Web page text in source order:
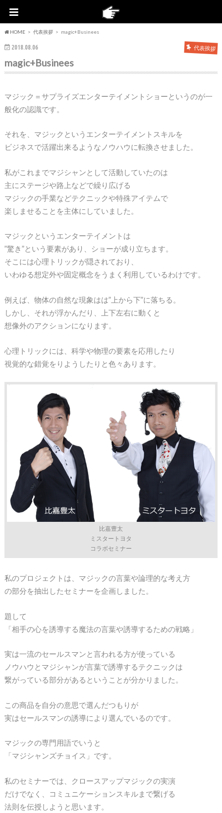
HOME 代表挨拶 magic+Businees
2018.08.06 代表挨拶
magic+Businees
マジック＝サプライズエンターテイメントショーというのが一
般化の認識です。
それを、マジックというエンターテイメントスキルを
ビジネスで活躍出来るようなノウハウに転換させました。
私がこれまでマジシャンとして活動していたのは
主にステージや路上などで繰り広げる
マジックの手業などテクニックや特殊アイテムで
楽しませることを主体にしていました。
マジックというエンターテイメントは
”驚き”という要素があり、ショーが成り立ちます。
そこには心理トリックが隠されており、
いわゆる想定外や固定概念をうまく利用しているわけです。
例えば、物体の自然な現象はは”上から下”に落ちる。
しかし、それが浮かんだり、上下左右に動くと
想像外のアクションになります。
心理トリックには、科学や物理の要素を応用したり
視覚的な錯覚をりようしたりと色々あります。
比嘉豊太
ミスタートヨタ
コラボセミナー
私のプロジェクトは、マジックの言葉や論理的な考え方
の部分を抽出したセミナーを企画しました。
題して
「相手の心を誘導する魔法の言葉や誘導するための戦略」
実は一流のセールスマンと言われる方が使っている
ノウハウとマジシャンが言葉で誘導するテクニックは
繋がっている部分があるということが分かりました。
この商品を自分の意思で選んだつもりが
実はセールスマンの誘導により選んでいるのです。
マジックの専門用語でいうと
「マジシャンズチョイス」です。
私のセミナーでは、クロースアップマジックの実演
だけでなく、コミュニケーションスキルまで繋げる
法則を伝授しようと思います。